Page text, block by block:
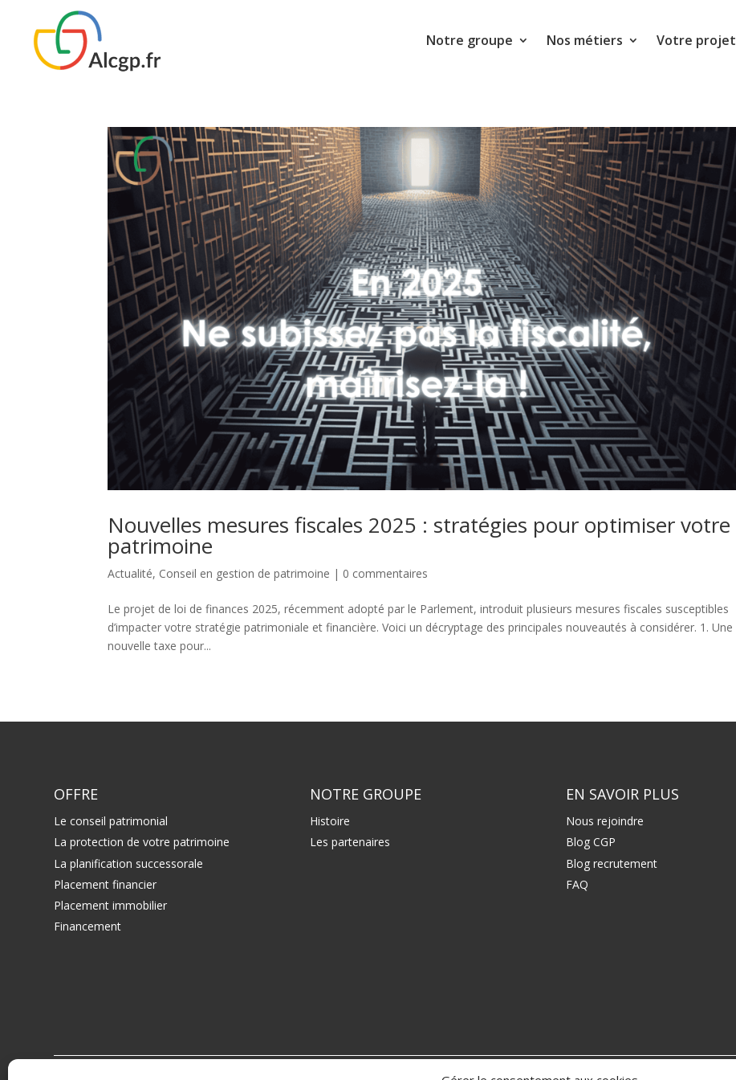
Notre groupe Nos métiers Votre projet
Nouvelles mesures fiscales 2025 : stratégies pour optimiser votre
patrimoine
Actualité, Conseil en gestion de patrimoine | 0 commentaires
Le projet de loi de finances 2025, récemment adopté par le Parlement, introduit plusieurs mesures fiscales susceptibles
d’impacter votre stratégie patrimoniale et financière. Voici un décryptage des principales nouveautés à considérer. 1. Une
nouvelle taxe pour...
OFFRE
Le conseil patrimonial
La protection de votre patrimoine
La planification successorale
Placement financier
Placement immobilier
Financement
NOTRE GROUPE
Histoire
Les partenaires
EN SAVOIR PLUS
Nous rejoindre
Blog CGP
Blog recrutement
FAQ